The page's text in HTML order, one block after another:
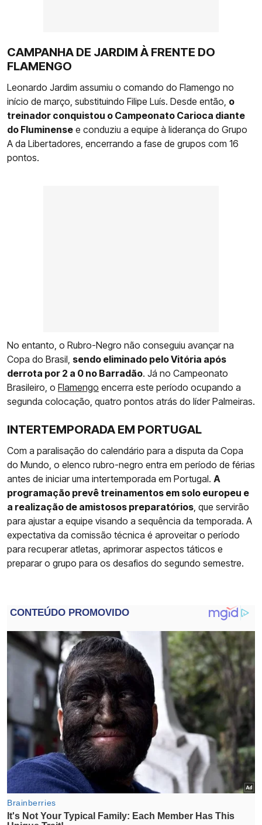
CAMPANHA DE JARDIM À FRENTE DO
FLAMENGO
Leonardo Jardim assumiu o comando do Flamengo no
início de março, substituindo Filipe Luís. Desde então, o
treinador conquistou o Campeonato Carioca diante
do Fluminense e conduziu a equipe à liderança do Grupo
A da Libertadores, encerrando a fase de grupos com 16
pontos.
No entanto, o Rubro-Negro não conseguiu avançar na
Copa do Brasil, sendo eliminado pelo Vitória após
derrota por 2 a 0 no Barradão. Já no Campeonato
Brasileiro, o Flamengo encerra este período ocupando a
segunda colocação, quatro pontos atrás do líder Palmeiras.
INTERTEMPORADA EM PORTUGAL
Com a paralisação do calendário para a disputa da Copa
do Mundo, o elenco rubro-negro entra em período de férias
antes de iniciar uma intertemporada em Portugal. A
programação prevê treinamentos em solo europeu e
a realização de amistosos preparatórios , que servirão
para ajustar a equipe visando a sequência da temporada. A
expectativa da comissão técnica é aproveitar o período
para recuperar atletas, aprimorar aspectos táticos e
preparar o grupo para os desafios do segundo semestre.